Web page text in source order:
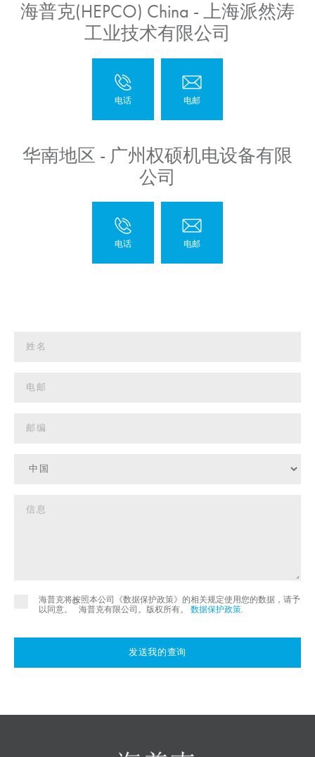
海普克(HEPCO) China - 上海派然涛
工业技术有限公司
华南地区 - 广州权硕机电设备有限
公司
海普克将按照本公司《数据保护政策》的相关规定使用您的数据，请予
以同意。
©
海普克有限公司。版权所有。 数据保护政策.
发送我的查询